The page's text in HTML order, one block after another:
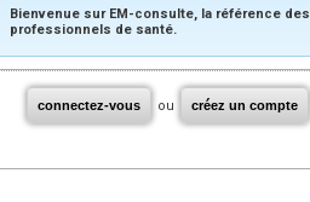
Bienvenue sur EM-consulte, la référence des
professionnels de santé.
connectez-vous ou créez un compte